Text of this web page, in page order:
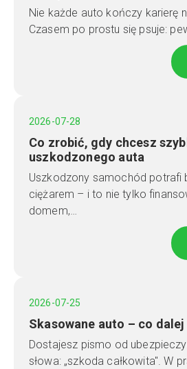
Nie każde auto kończy karierę
Czasem po prostu się psuje:
2026-07-28
Co zrobić, gdy chcesz
uszkodzonego auta
Uszkodzony samochód potrafi
ciężarem – i to nie tylko
domem,…
2026-07-25
Skasowane auto – co dalej
Dostajesz pismo od
słowa: „szkoda całkowita". W